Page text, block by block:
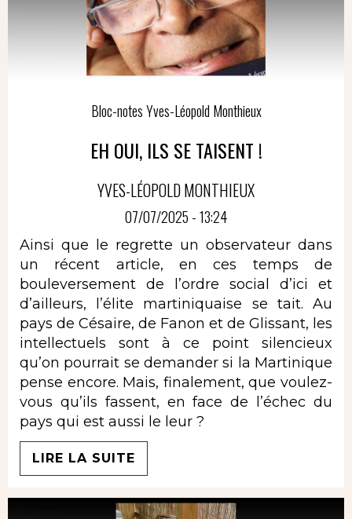
Bloc-notes Yves-Léopold Monthieux
EH OUI, ILS SE TAISENT !
YVES-LÉOPOLD MONTHIEUX
07/07/2025 - 13:24
Ainsi que le regrette un observateur dans
un récent article, en ces temps de
bouleversement de l’ordre social d’ici et
d’ailleurs, l’élite martiniquaise se tait. Au
pays de Césaire, de Fanon et de Glissant, les
intellectuels sont à ce point silencieux
qu’on pourrait se demander si la Martinique
pense encore. Mais, finalement, que voulez-
vous qu’ils fassent, en face de l’échec du
pays qui est aussi le leur ?
LIRE LA SUITE